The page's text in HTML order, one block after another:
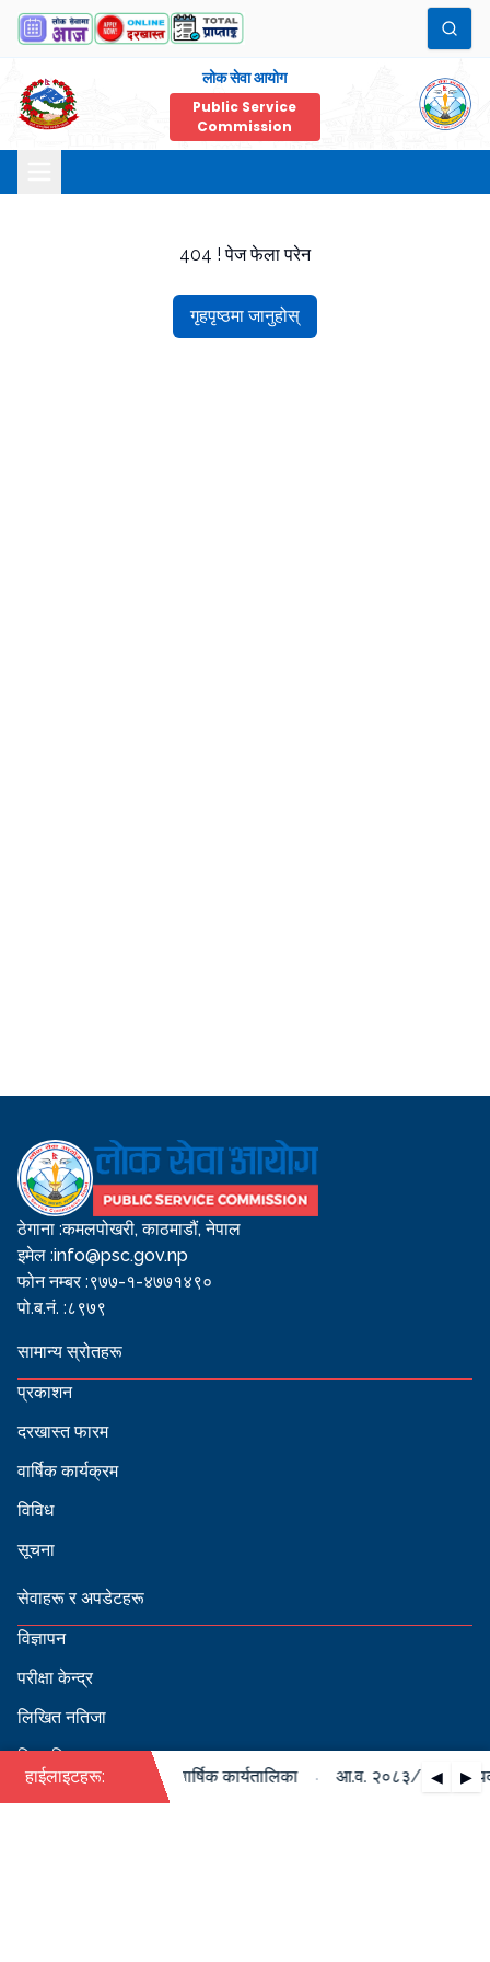
लोक सेवा आयोग
Public Service
Commission
404 ! पेज फेला परेन
गृहपृष्ठमा जानुहोस्
ठेगाना :कमलपोखरी, काठमाडौं, नेपाल
इमेल :info@psc.gov.np
फोन नम्बर :९७७-१-४७७१४९०
पो.ब.नं. :८९७९
सामान्य स्रोतहरू
प्रकाशन
दरखास्त फारम
वार्षिक कार्यक्रम
विविध
सूचना
सेवाहरू र अपडेटहरू
विज्ञापन
परीक्षा केन्द्र
लिखित नतिजा
सिफारिस
हाईलाइटहरू: ◀ ▶
को पदपूर्ति सम्बन्धी वार्षिक कार्यतालिका आ.व. २०८३/०८४ को